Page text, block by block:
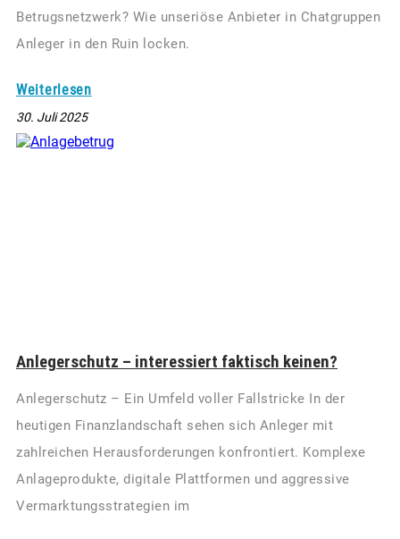
Betrugsnetzwerk? Wie unseriöse Anbieter in Chatgruppen
Anleger in den Ruin locken.
Weiterlesen
30. Juli 2025
Anlegerschutz – interessiert faktisch keinen?
Anlegerschutz – Ein Umfeld voller Fallstricke In der
heutigen Finanzlandschaft sehen sich Anleger mit
zahlreichen Herausforderungen konfrontiert. Komplexe
Anlageprodukte, digitale Plattformen und aggressive
Vermarktungsstrategien im